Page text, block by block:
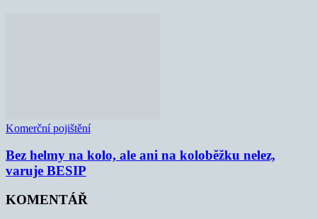
Komerční pojištění
Bez helmy na kolo, ale ani na koloběžku nelez,
varuje BESIP
KOMENTÁŘ